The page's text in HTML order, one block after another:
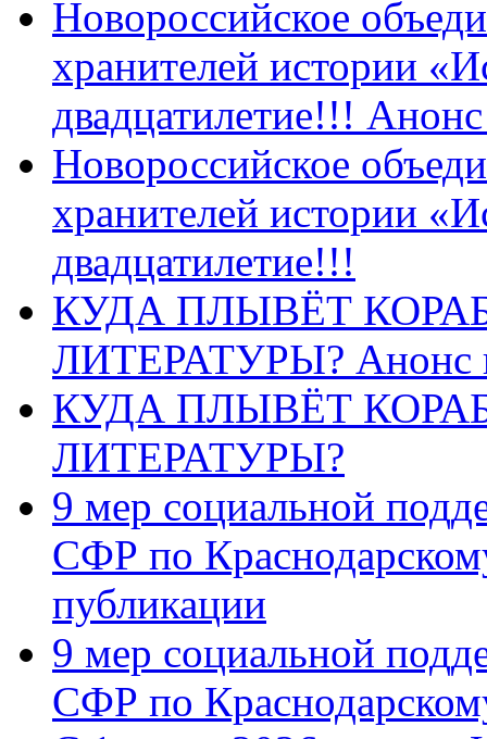
Новороссийское
хранителей истории
двадцатилетие!!!
Новороссийское
хранителей истории
двадцатилетие!!!
КУДА ПЛЫВЁТ
ЛИТЕРАТУРЫ? Анонс
КУДА ПЛЫВЁТ
ЛИТЕРАТУРЫ?
9 мер социальной
СФР по
публикации
9 мер социальной
СФР по